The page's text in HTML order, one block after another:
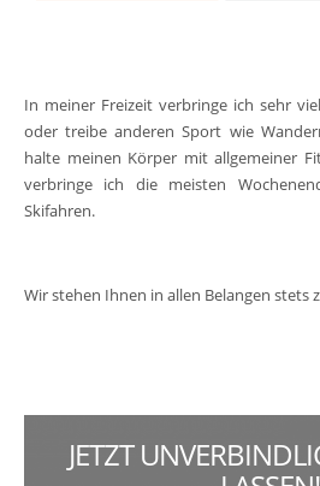
In meiner Freizeit verbringe ich sehr
oder treibe anderen Sport wie
halte meinen Körper mit allgemeiner
verbringe ich die meisten
Skifahren.
Wir stehen Ihnen in allen Belangen stets
JETZT